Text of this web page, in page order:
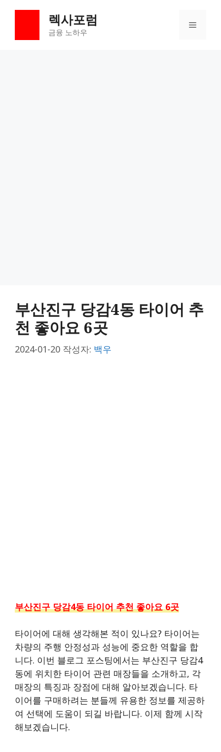
렉사포럼
금융 노하우
메
부산진구 당감4동 타이어 추
천 좋아요 6곳
2024-01-20 작성자: 백우
부산진구 당감4동 타이어 추천 좋아요 6곳
타이어에 대해 생각해본 적이 있나요? 타이어는
차량의 주행 안정성과 성능에 중요한 역할을 합
니다. 이번 블로그 포스팅에서는 부산진구 당감4
동에 위치한 타이어 관련 매장들을 소개하고, 각
매장의 특징과 장점에 대해 알아보겠습니다. 타
이어를 구매하려는 분들께 유용한 정보를 제공하
여 선택에 도움이 되길 바랍니다. 이제 함께 시작
해보겠습니다.